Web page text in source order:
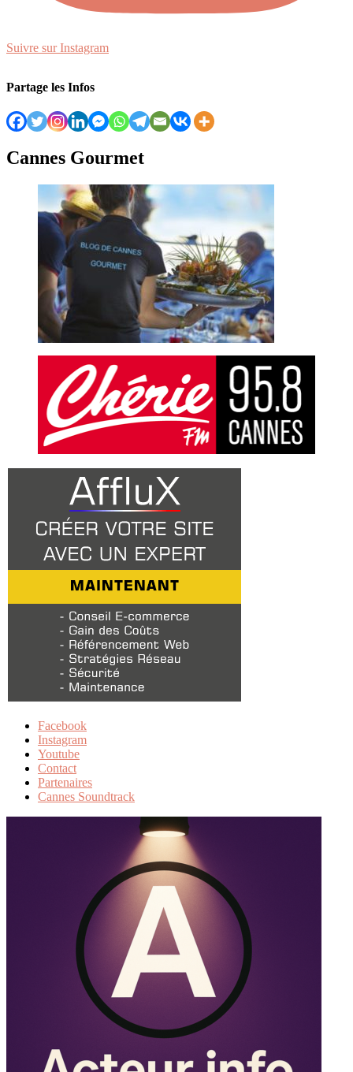
Suivre sur Instagram
Partage les Infos
Cannes Gourmet
Facebook
Instagram
Youtube
Contact
Partenaires
Cannes Soundtrack